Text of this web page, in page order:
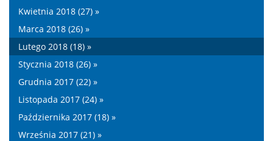
Kwietnia 2018 (27) »
Marca 2018 (26) »
Lutego 2018 (18) »
Stycznia 2018 (26) »
Grudnia 2017 (22) »
Listopada 2017 (24) »
Października 2017 (18) »
Września 2017 (21) »